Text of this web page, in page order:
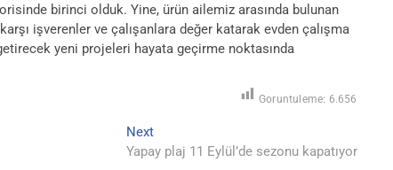
birinci olduk. Yine, ürün ailemiz arasında bulunan
işverenler ve çalışanlara değer katarak evden çalışma
yeni projeleri hayata geçirme noktasında
Goruntuleme: 6.656
NextNext
post:
Yapay plaj 11 Eylül’de sezonu kapatıyor